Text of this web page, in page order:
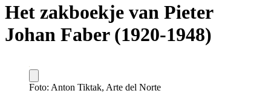
Het zakboekje van Pieter
Johan Faber (1920-1948)
Foto: Anton Tiktak, Arte del Norte